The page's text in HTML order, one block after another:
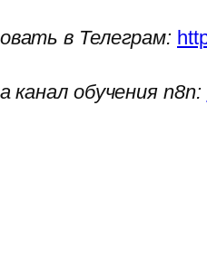
в Телеграм:
канал обучения n8n: